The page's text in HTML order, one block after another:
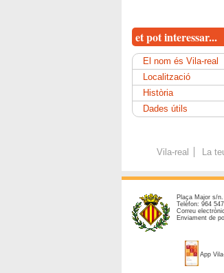
et pot interessar...
El nom és Vila-real
Localització
Història
Dades útils
Vila-real La
Plaça Major s/
Telèfon: 964
Correu
Enviament de
App